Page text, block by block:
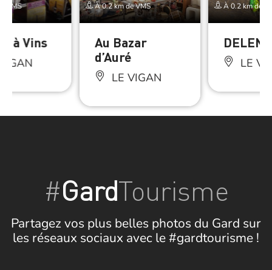
VMS
à Vins
À 0.2 km de VMS
Au Bazar
d’Auré
LE VIGAN
À 0.2 km de
LE
#GardTourisme
Partagez vos plus belles photos du Gard sur
les réseaux sociaux avec le #gardtourisme !